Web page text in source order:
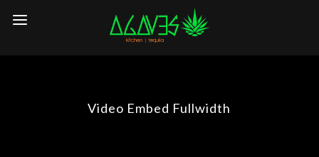
Video Embed Fullwidth